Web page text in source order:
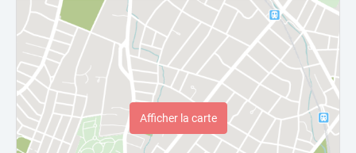
Afficher la carte